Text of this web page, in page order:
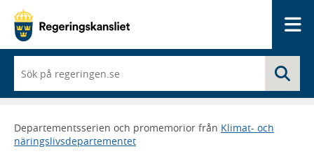
du
börjar
skriva
framträder
en
Departementsserien och promemorior från Klimat- och
näringslivsdepartementet